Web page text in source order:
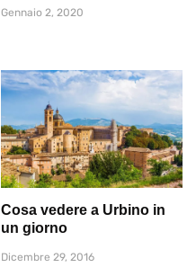
Gennaio 2, 2020
Cosa vedere a Urbino in
un giorno
Dicembre 29, 2016